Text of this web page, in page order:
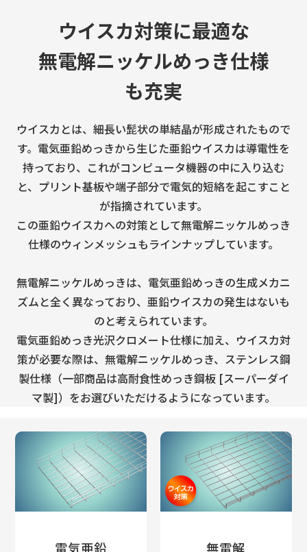
ウイスカ対策に最適な
無電解ニッケルめっき仕様
も充実
ウイスカとは、細長い髭状の単結晶が形成されたもので
す。 電気亜鉛めっきから生じた亜鉛ウイスカは導電性を
持っており、これがコンピュータ機器の中に入り込む
と、 プリント基板や端子部分で電気的短絡を起こすこと
が指摘されています。
この亜鉛ウイスカへの対策として無電解ニッケルめっき
仕様のウィンメッシュもラインナップしています。
無電解ニッケルめっきは、電気亜鉛めっきの生成メカニ
ズムと全く異なっており、 亜鉛ウイスカの発生はないも
のと考えられています。
電気亜鉛めっき光沢クロメート仕様に加え、ウイスカ対
策が必要な際は、無電解ニッケルめっき、 ステンレス鋼
製仕様（一部商品は高耐食性めっき鋼板 [スーパーダイ
マ製]）をお選びいただけるようになっています。
電気亜鉛 無電解